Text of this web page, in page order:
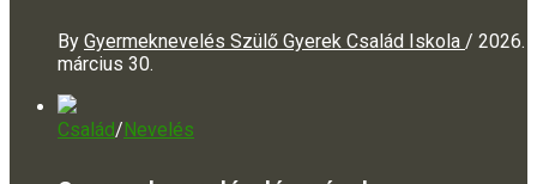
By Gyermeknevelés Szülő Gyerek Család Iskola / 2026.
március 30.
Család/Nevelés